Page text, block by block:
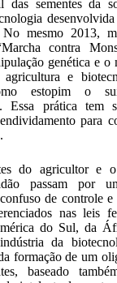
das sementes da
No mesmo 2013,
contra
genética e o
e
estopim o
Essa prática tem
para
do agricultor e
passam por
de controle e
nas leis
do Sul, da
da
formação de um
baseado